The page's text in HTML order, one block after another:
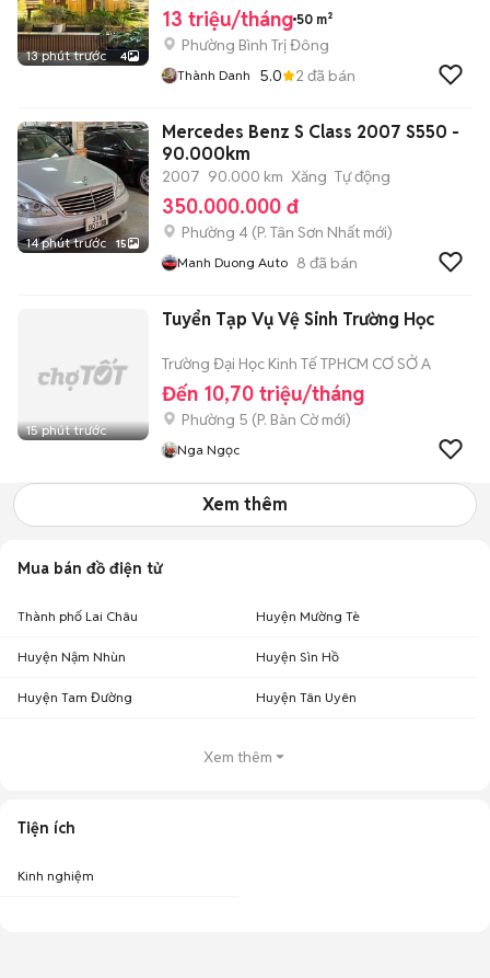
13 phút trước 4
13 triệu/tháng 50 m²
Phường Bình Trị Đông
Thành Danh 5.0 2 đã bán
14 phút trước 15
Mercedes Benz S Class 2007 S550 -
90.000km
2007 90.000 km Xăng Tự động
350.000.000 đ
Phường 4 (P. Tân Sơn Nhất mới)
Manh Duong Auto 8 đã bán
15 phút trước
Tuyển Tạp Vụ Vệ Sinh Trường Học
Trường Đại Học Kinh Tế TPHCM CƠ SỞ A
Đến 10,70 triệu/tháng
Phường 5 (P. Bàn Cờmới)
Nga Ngọc
Xem thêm
Mua bán đồ điện tử
Thành phố Lai Châu Huyện Mường Tè
Huyện Nậm Nhùn Huyện Sìn Hồ
Huyện Tam Đường Huyện Tân Uyên
Xem thêm
Tiện ích
Kinh nghiệm